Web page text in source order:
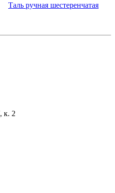
Таль ручная шестеренчатая
к. 2